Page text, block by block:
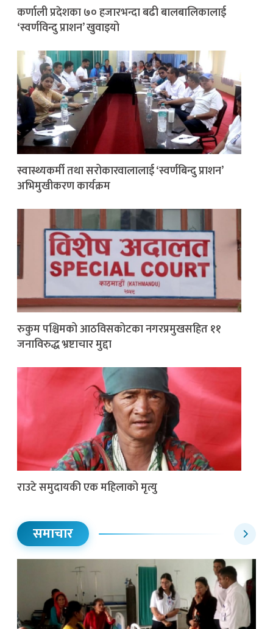
कर्णाली प्रदेशका ७० हजारभन्दा बढी बालबालिकालाई
‘स्वर्णविन्दु प्राशन’ खुवाइयो
स्वास्थ्यकर्मी तथा सरोकारवालालाई ‘स्वर्णबिन्दु प्राशन’
अभिमुखीकरण कार्यक्रम
रुकुम पश्चिमको आठविसकोटका नगरप्रमुखसहित ११
जनाविरुद्ध भ्रष्टाचार मुद्दा
राउटे समुदायकी एक महिलाको मृत्यु
समाचार